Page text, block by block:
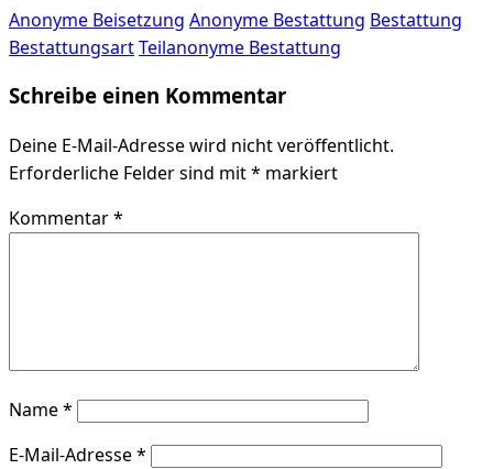
Anonyme Beisetzung Anonyme Bestattung Bestattung
BestattungsartTeilanonyme Bestattung
Schreibe einen Kommentar
Deine E-Mail-Adresse wird nicht veröffentlicht.
Erforderliche Felder sind mit* markiert
Kommentar*
Name*
E-Mail-Adresse*